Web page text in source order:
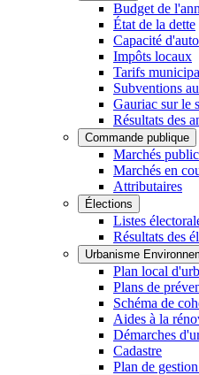
Budget de
État de la dette
Capacité
Impôts locaux
Tarifs
Subventions
Gauriac sur le
Résultats des
Commande publique
Marchés
Marchés en
Attributaires
Élections
Listes
Résultats des
Urbanisme
Plan local
Plans de
Schéma de
Aides à la
Démarches
Cadastre
Plan de